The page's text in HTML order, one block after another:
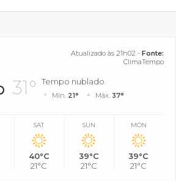
Atualizado às 21h02 - Fonte:
ClimaTempo
31° Tempo nublado
Mín. 21° Máx. 37°
SAT
40°C
21°C
SUN
39°C
21°C
MON
39°C
21°C